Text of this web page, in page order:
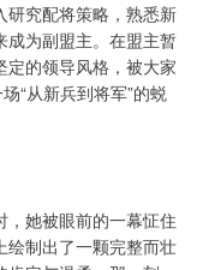
研究配将策略，熟悉新
成为副盟主。在盟主暂
的领导风格，被大家
“从新兵到将军”的蜕
她被眼前的一幕怔住
绘制出了一颗完整而壮